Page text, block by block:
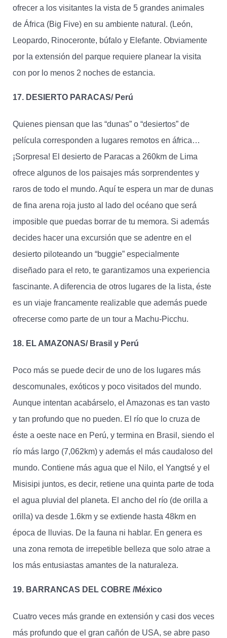
ofrecer a los visitantes la vista de 5 grandes animales
de África (Big Five) en su ambiente natural. (León,
Leopardo, Rinoceronte, búfalo y Elefante. Obviamente
por la extensión del parque requiere planear la visita
con por lo menos 2 noches de estancia.
17. DESIERTO PARACAS/ Perú
Quienes piensan que las “dunas” o “desiertos” de
película corresponden a lugares remotos en áfrica…
¡Sorpresa! El desierto de Paracas a 260km de Lima
ofrece algunos de los paisajes más sorprendentes y
raros de todo el mundo. Aquí te espera un mar de dunas
de fina arena roja justo al lado del océano que será
imposible que puedas borrar de tu memora. Si además
decides hacer una excursión que se adentre en el
desierto piloteando un “buggie” especialmente
diseñado para el reto, te garantizamos una experiencia
fascinante. A diferencia de otros lugares de la lista, éste
es un viaje francamente realizable que además puede
ofrecerse como parte de un tour a Machu-Picchu.
18. EL AMAZONAS/ Brasil y Perú
Poco más se puede decir de uno de los lugares más
descomunales, exóticos y poco visitados del mundo.
Aunque intentan acabárselo, el Amazonas es tan vasto
y tan profundo que no pueden. El río que lo cruza de
éste a oeste nace en Perú, y termina en Brasil, siendo el
río más largo (7,062km) y además el más caudaloso del
mundo. Contiene más agua que el Nilo, el Yangtsé y el
Misisipi juntos, es decir, retiene una quinta parte de toda
el agua pluvial del planeta. El ancho del río (de orilla a
orilla) va desde 1.6km y se extiende hasta 48km en
época de lluvias. De la fauna ni hablar. En genera es
una zona remota de irrepetible belleza que solo atrae a
los más entusiastas amantes de la naturaleza.
19. BARRANCAS DEL COBRE /México
Cuatro veces más grande en extensión y casi dos veces
más profundo que el gran cañón de USA, se abre paso